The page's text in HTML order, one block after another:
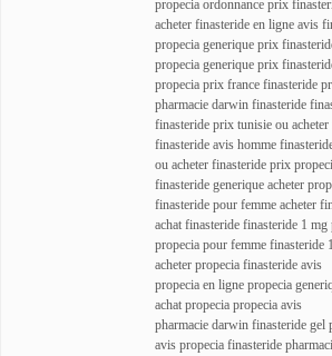
propecia ordonnance prix
acheter finasteride en ligne avis
propecia generique prix
propecia generique prix
propecia prix france finasteride
pharmacie darwin finasteride
finasteride prix tunisie ou
finasteride avis homme
ou acheter finasteride prix
finasteride generique acheter
finasteride pour femme acheter
achat finasteride finasteride 1
propecia pour femme finasteride
acheter propecia finasteride avis
propecia en ligne propecia
achat propecia propecia avis
pharmacie darwin finasteride gel
avis propecia finasteride